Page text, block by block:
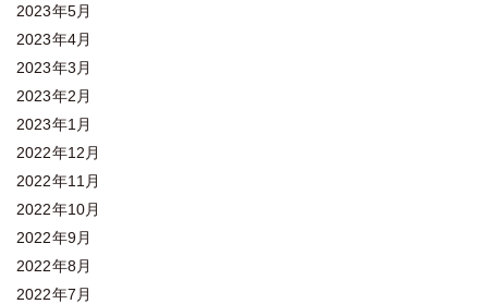
2023年5月
2023年4月
2023年3月
2023年2月
2023年1月
2022年12月
2022年11月
2022年10月
2022年9月
2022年8月
2022年7月